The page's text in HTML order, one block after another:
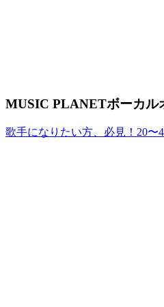
MUSIC PLANETボーカル
歌手になりたい方、必見！20